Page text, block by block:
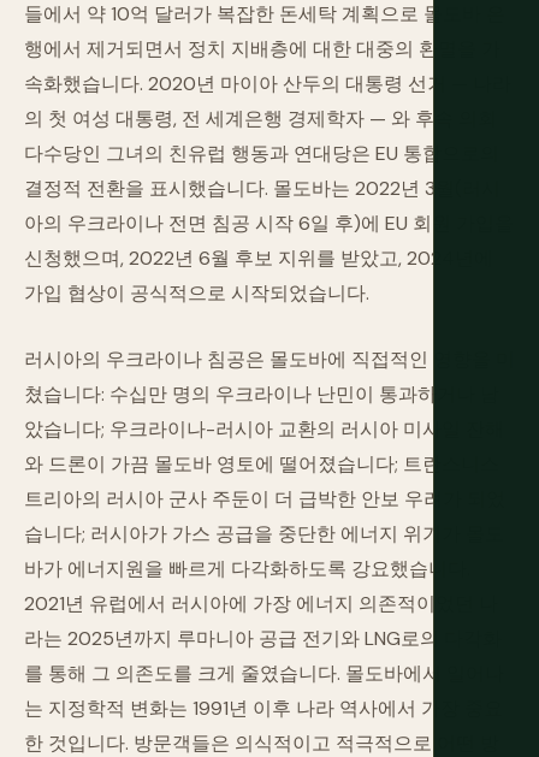
들에서 약 10억 달러가 복잡한 돈세탁 계획으로 몰도바 은
행에서 제거되면서 정치 지배층에 대한 대중의 환멸을 가
속화했습니다. 2020년 마이아 산두의 대통령 선거 — 나라
의 첫 여성 대통령, 전 세계은행 경제학자 — 와 후속 의회
다수당인 그녀의 친유럽 행동과 연대당은 EU 통합으로의
결정적 전환을 표시했습니다. 몰도바는 2022년 3월(러시
아의 우크라이나 전면 침공 시작 6일 후)에 EU 회원 가입을
신청했으며, 2022년 6월 후보 지위를 받았고, 2024년에
가입 협상이 공식적으로 시작되었습니다.
러시아의 우크라이나 침공은 몰도바에 직접적인 영향을 미
쳤습니다: 수십만 명의 우크라이나 난민이 통과하거나 남
았습니다; 우크라이나-러시아 교환의 러시아 미사일 잔해
와 드론이 가끔 몰도바 영토에 떨어졌습니다; 트란스니스
트리아의 러시아 군사 주둔이 더 급박한 안보 우려가 되었
습니다; 러시아가 가스 공급을 중단한 에너지 위기가 몰도
바가 에너지원을 빠르게 다각화하도록 강요했습니다.
2021년 유럽에서 러시아에 가장 에너지 의존적이었던 나
라는 2025년까지 루마니아 공급 전기와 LNG로의 다각화
를 통해 그 의존도를 크게 줄였습니다. 몰도바에서 일어나
는 지정학적 변화는 1991년 이후 나라 역사에서 가장 중요
한 것입니다. 방문객들은 의식적이고 적극적으로 어떤 방